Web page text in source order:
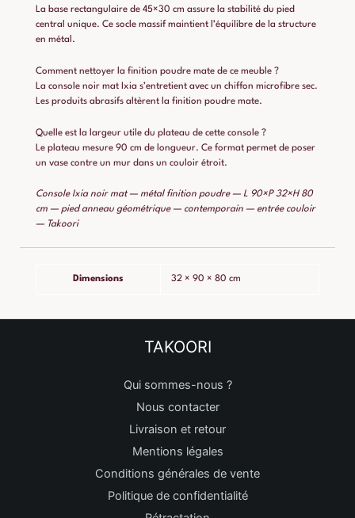
La base rectangulaire de 45×30 cm assure la stabilité du pied
central unique. Ce socle massif maintient l’équilibre de la structure
en métal.
Comment nettoyer la finition poudre mate de ce meuble ?
La console noir mat Ixia s’entretient avec un chiffon microfibre sec.
Les produits abrasifs altèrent la finition poudre mate.
Quelle est la largeur utile du plateau de cette console ?
Le plateau mesure 90 cm de longueur. Ce format permet de poser
un vase contre un mur dans un couloir étroit.
Console Ixia noir mat — métal finition poudre — L 90×P 32×H 80
cm — pied anneau géométrique — contemporain — entrée couloir
— Takoori
Dimensions 32 × 90 × 80 cm
TAKOORI
Qui sommes-nous ?
Nous contacter
Livraison et retour
Mentions légales
Conditions générales de vente
Politique de confidentialité